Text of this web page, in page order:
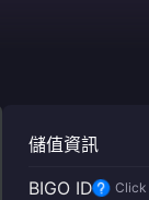
儲值資訊
BIGO ID
Click